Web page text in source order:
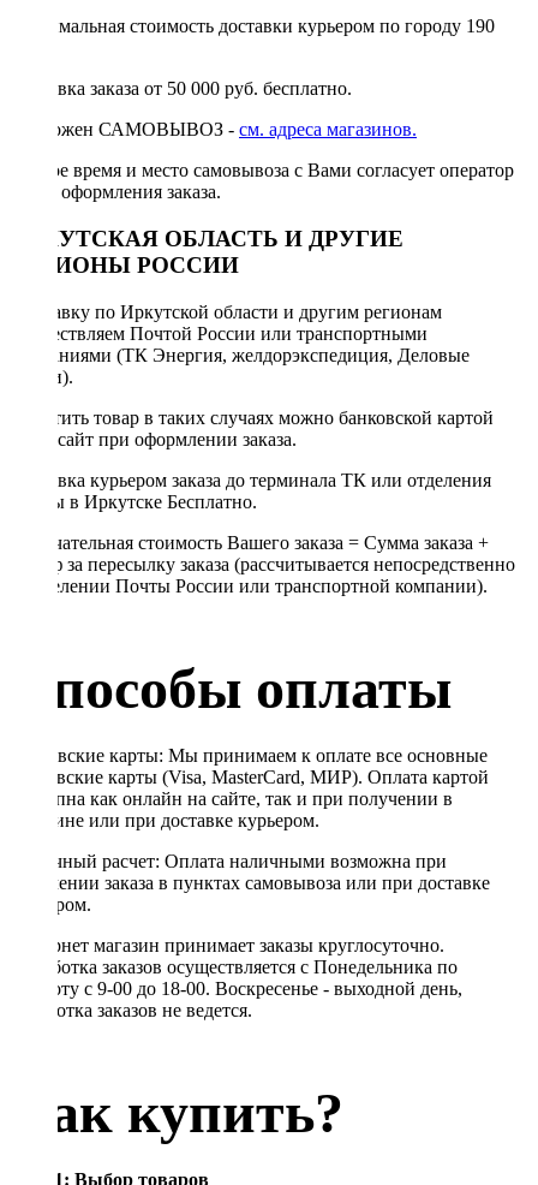
Минимальная стоимость доставки курьером по городу 190
Доставка заказа от 50 000 руб. бесплатно.
Возможен САМОВЫВОЗ - см. адреса магазинов.
Точное время и место самовывоза с Вами согласует оператор
после оформления заказа.
ИРКУТСКАЯ ОБЛАСТЬ И ДРУГИЕ
РЕГИОНЫ РОССИИ
Отправку по Иркутской области и другим регионам
осуществляем Почтой России или транспортными
компаниями (ТК Энергия, желдорэкспедиция, Деловые
линии).
Оплатить товар в таких случаях можно банковской картой
через сайт при оформлении заказа.
Доставка курьером заказа до терминала ТК или отделения
Почты в Иркутске Бесплатно.
Окончательная стоимость Вашего заказа = Сумма заказа +
Тариф за пересылку заказа (рассчитывается непосредственно
в отделении Почты России или транспортной компании).
Способы оплаты
Банковские карты: Мы принимаем к оплате все основные
банковские карты (Visa, MasterCard, МИР). Оплата картой
доступна как онлайн на сайте, так и при получении в
магазине или при доставке курьером.
Наличный расчет: Оплата наличными возможна при
получении заказа в пунктах самовывоза или при доставке
курьером.
Интернет магазин принимает заказы круглосуточно.
Обработка заказов осуществляется с Понедельника по
Субботу с 9-00 до 18-00. Воскресенье - выходной день,
обработка заказов не ведется.
Как купить?
Шаг 1: Выбор товаров